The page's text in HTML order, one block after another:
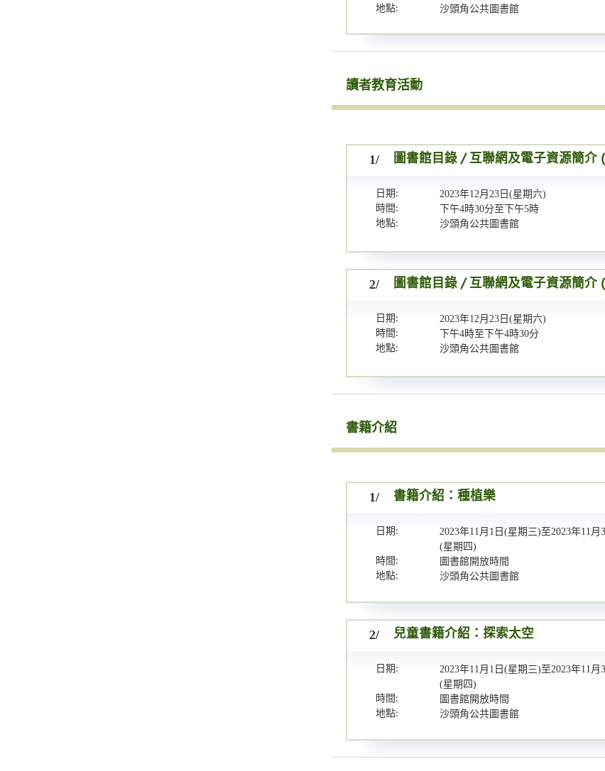
地點:
沙頭角公共圖書館
讀者教育活動
1/ 圖書館目錄 / 互聯網及電子資源簡介
日期:
2023年12月23日(星期六)
時間:
下午4時30分至下午5時
地點:
沙頭角公共圖書館
2/ 圖書館目錄 / 互聯網及電子資源簡介
日期:
2023年12月23日(星期六)
時間:
下午4時至下午4時30分
地點:
沙頭角公共圖書館
書籍介紹
1/ 書籍介紹：種植樂
日期:
2023年11月1日(星期三)至2023年11月
(星期四)
時間:
圖書館開放時間
地點:
沙頭角公共圖書館
2/ 兒童書籍介紹：探索太空
日期:
2023年11月1日(星期三)至2023年11月
(星期四)
時間:
圖書館開放時間
地點:
沙頭角公共圖書館